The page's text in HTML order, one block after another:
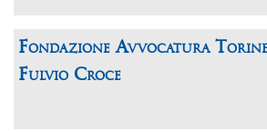
Fondazione Avvocatura
Fulvio Croce